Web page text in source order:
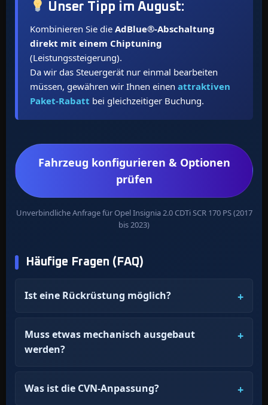
Unser Tipp imAugust:
Kombinieren Sie die AdBlue®-Abschaltung
direkt mit einem Chiptuning
(Leistungssteigerung).
Da wir das Steuergerät nur einmal bearbeiten
müssen, gewähren wir Ihnen einen attraktiven
Paket-Rabatt bei gleichzeitiger Buchung.
Fahrzeug konfigurieren & Optionen
prüfen
Unverbindliche Anfrage für Opel Insignia 2.0 CDTi SCR 170 PS (2017
bis 2023)
Häufige Fragen (FAQ)
Ist eine Rückrüstung möglich?
Muss etwas mechanisch ausgebaut
werden?
Was ist die CVN-Anpassung?